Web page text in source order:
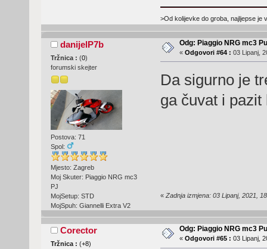
>Od kolijevke do groba, najljepse je
danijelP7b
Tržnica : (0)
forumski skejter
Postova: 71
Spol:
Mjesto: Zagreb
Moj Skuter: Piaggio NRG mc3
PJ
MojSetup: STD
MojSpuh: Giannelli Extra V2
Odg: Piaggio NRG mc3
« Odgovori #64 : 03 Lipanj,
Da sigurno je
ga čuvat i
« Zadnja izmjena: 03 Lipanj, 2021,
Corector
Tržnica : (+8)
Odg: Piaggio NRG mc3
« Odgovori #65 : 03 Lipanj,